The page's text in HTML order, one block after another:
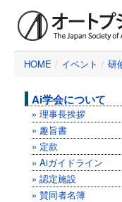
HOME / イベント / 研
Ai学会について
» 理事長挨拶
» 趣旨書
» 定款
» Aiガイドライン
» 認定施設
» 賛同者名簿